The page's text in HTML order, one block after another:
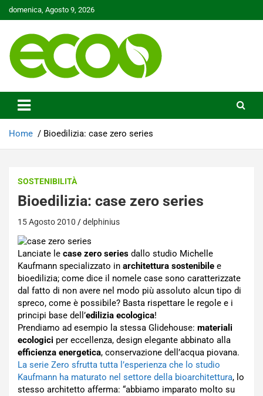
Skip
to
domenica, Agosto 9, 2026
Ecoo.it
Home Bioedilizia: case zero series
SOSTENIBILITÀ
Bioedilizia: case zero series
15 Agosto 2010 delphinius
Lanciate le case zero series dallo studio Michelle
Kaufmann specializzato in architettura sostenibile e
bioedilizia; come dice il nomele case sono caratterizzate
dal fatto di non avere nel modo più assoluto alcun tipo di
spreco, come è possibile? Basta rispettare le regole e i
principi base dell’edilizia ecologica!
Prendiamo ad esempio la stessa Glidehouse: materiali
ecologici per eccellenza, design elegante abbinato alla
efficienza energetica, conservazione dell’acqua piovana.
La serie Zero sfrutta tutta l’esperienza che lo studio
Kaufmann ha maturato nel settore della bioarchitettura, lo
stesso architetto afferma: “abbiamo imparato molto su